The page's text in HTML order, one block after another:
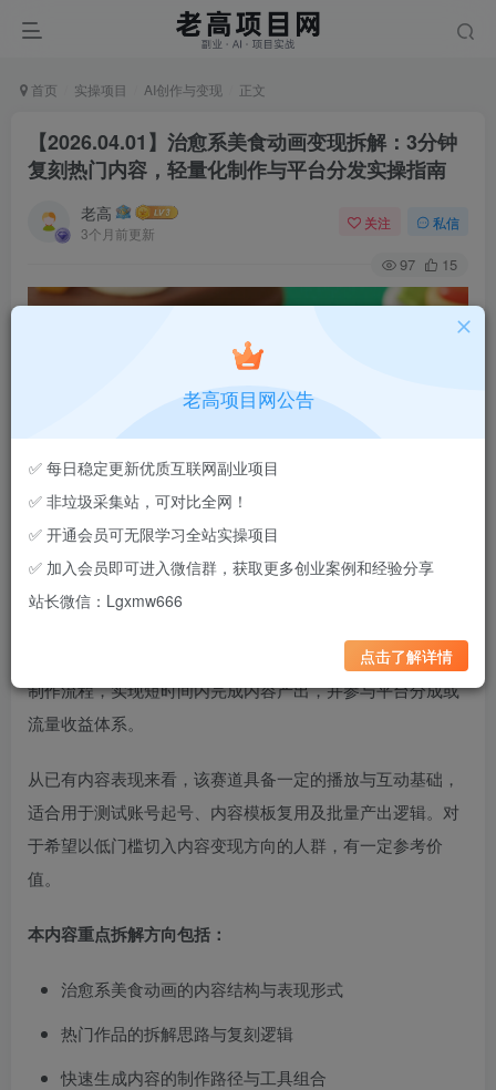
首页 实操项目 AI创作与变现 正文
【2026.04.01】治愈系美食动画变现拆解：3分钟
复刻热门内容，轻量化制作与平台分发实操指南
老高
3个月前更新
关注 私信
97 15
项目类型：内容创作 / AI动画 / 平台分发变现
在短视频平台具备较高热度。整体玩法偏轻量化，通过简化
制作流程，实现短时间内完成内容产出，并参与平台分成或
流量收益体系。
从已有内容表现来看，该赛道具备一定的播放与互动基础，
适合用于测试账号起号、内容模板复用及批量产出逻辑。对
于希望以低门槛切入内容变现方向的人群，有一定参考价
值。
本内容重点拆解方向包括：
治愈系美食动画的内容结构与表现形式
热门作品的拆解思路与复刻逻辑
快速生成内容的制作路径与工具组合
老高项目网公告
✅ 每日稳定更新优质互联网副业项目
✅ 非垃圾采集站，可对比全网！
✅ 开通会员可无限学习全站实操项目
✅ 加入会员即可进入微信群，获取更多创业案例和经验分享
站长微信：Lgxmw666
点击了解详情